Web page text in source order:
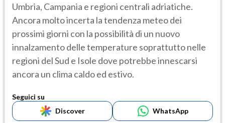
Umbria, Campania e regioni centrali adriatiche.
Ancora molto incerta la tendenza meteo dei
prossimi giorni con la possibilità di un nuovo
innalzamento delle temperature soprattutto nelle
regioni del Sud e Isole dove potrebbe innescarsi
ancora un clima caldo ed estivo.
Seguici su
Discover
WhatsApp